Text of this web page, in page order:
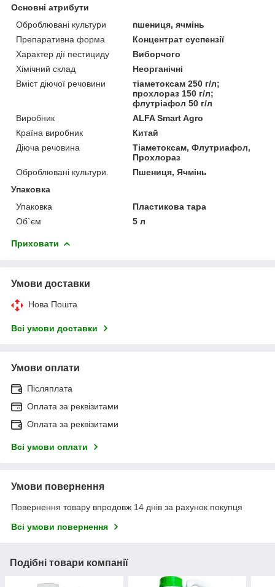
Основні атрибути
Оброблювані культури
пшениця, ячмінь
Препаративна форма
Концентрат суспензії
Характер дії пестициду
Виборчого
Хімічний склад
Неорганічні
Вміст діючої речовини
тіаметоксам 250 г/л;
прохлораз 150 г/л;
флутріафол 50 г/л
Виробник
ALFA Smart Agro
Країна виробник
Китай
Діюча речовина
Тіаметоксам, Флутриафол,
Прохлораз
Оброблювані культури.
Пшениця, Ячмінь
Упаковка
Упаковка
Пластикова тара
Об`єм
5 л
Приховати
Умови доставки
Нова Пошта
Всі умови доставки
Умови оплати
Післяплата
Оплата за реквізитами
Оплата за реквізитами
Всі умови оплати
Умови повернення
Повернення товару впродовж 14 днів за рахунок покупця
Всі умови повернення
Подібні товари компанії